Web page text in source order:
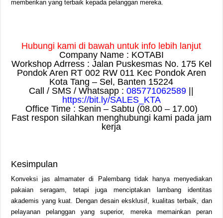
memberikan yang terbaik kepada pelanggan mereka.
Hubungi kami di bawah untuk info lebih lanjut
Company Name : KOTABI
Workshop Adrress : Jalan Puskesmas No. 175 Kel
Pondok Aren RT 002 RW 011 Kec Pondok Aren
Kota Tang – Sel, Banten 15224
Call / SMS / Whatsapp :085771062589 ||
https://bit.ly/SALES_KTA
Office Time : Senin – Sabtu (08.00 – 17.00)
Fast respon silahkan menghubungi kami pada jam
kerja
Kesimpulan
Konveksi jas almamater di Palembang tidak hanya menyediakan
pakaian seragam, tetapi juga menciptakan lambang identitas
akademis yang kuat. Dengan desain eksklusif, kualitas terbaik, dan
pelayanan pelanggan yang superior, mereka memainkan peran